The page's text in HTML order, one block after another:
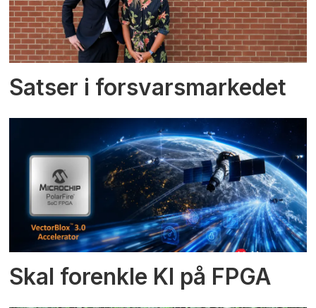
Satser i forsvarsmarkedet
Skal forenkle KI på FPGA